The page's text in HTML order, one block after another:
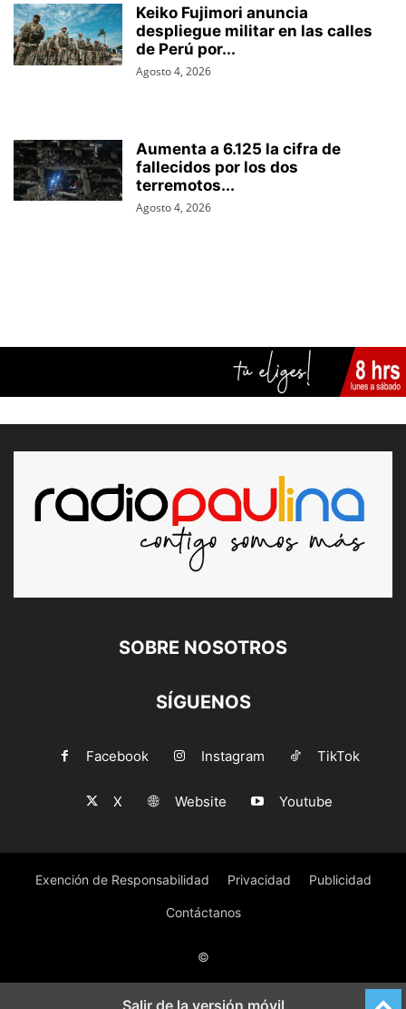
Keiko Fujimori anuncia
despliegue militar en las calles
de Perú por...
Agosto 4, 2026
Aumenta a 6.125 la cifra de
fallecidos por los dos
terremotos...
Agosto 4, 2026
SOBRE NOSOTROS
SÍGUENOS
Facebook Instagram TikTok
X Website Youtube
Exención de Responsabilidad Privacidad Publicidad
Contáctanos
©
Salir de la versión móvil